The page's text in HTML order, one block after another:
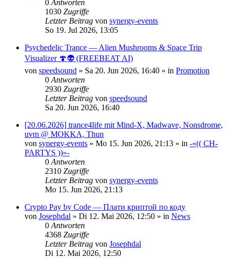
0 Antworten
1030 Zugriffe
Letzter Beitrag von synergy-events
So 19. Jul 2026, 13:05
Psychedelic Trance — Alien Mushrooms & Space Trip
Visualizer 🍄👽 (FREEBEAT AI)
von speedsound » Sa 20. Jun 2026, 16:40 » in Promotion
0 Antworten
2930 Zugriffe
Letzter Beitrag von speedsound
Sa 20. Jun 2026, 16:40
[20.06.2026] trance4life mit Mind-X, Madwave, Nonsdrome,
uvm @ MOKKA, Thun
von synergy-events » Mo 15. Jun 2026, 21:13 » in -«(( CH-
PARTYS ))»-
0 Antworten
2310 Zugriffe
Letzter Beitrag von synergy-events
Mo 15. Jun 2026, 21:13
Crypto Pay by Code — Плати криптой по коду
von Josephdal » Di 12. Mai 2026, 12:50 » in News
0 Antworten
4368 Zugriffe
Letzter Beitrag von Josephdal
Di 12. Mai 2026, 12:50